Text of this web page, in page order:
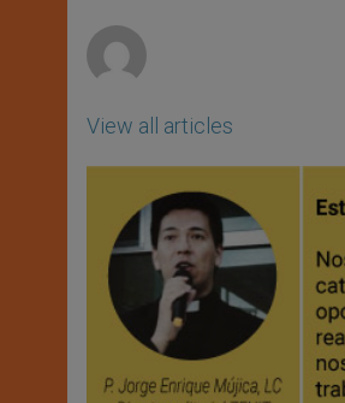
View all articles